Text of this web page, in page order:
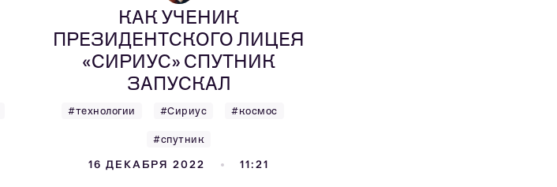
КАК УЧЕНИК
ПРЕЗИДЕНТСКОГО ЛИЦЕЯ
«СИРИУС» СПУТНИК
ЗАПУСКАЛ
#технологии #Сириус #космос
#спутник
16 ДЕКАБРЯ 2022 11:21